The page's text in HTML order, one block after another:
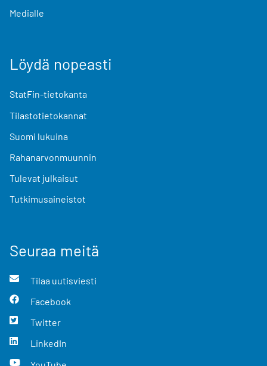
Medialle
Löydä nopeasti
StatFin-tietokanta
Tilastotietokannat
Suomi lukuina
Rahanarvonmuunnin
Tulevat julkaisut
Tutkimusaineistot
Seuraa meitä
Tilaa uutisviesti
Facebook
Twitter
LinkedIn